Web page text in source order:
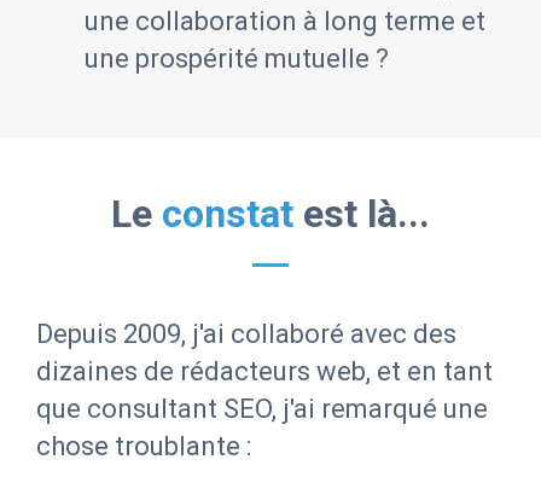
une collaboration à long terme et
une prospérité mutuelle ?
Le constat est là...
Depuis 2009, j'ai collaboré avec des
dizaines de rédacteurs web, et en tant
que consultant SEO, j'ai remarqué une
chose troublante :